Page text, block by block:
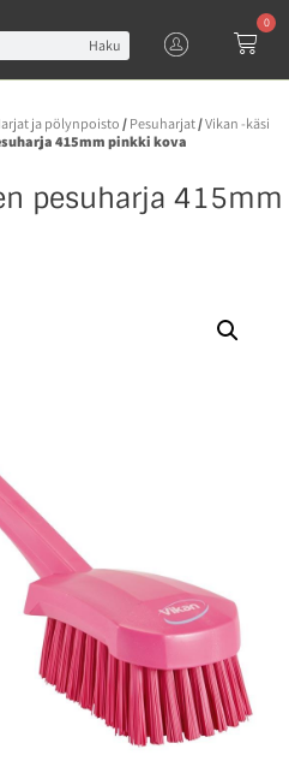
Haku
0
ja pölynpoisto / Pesuharjat/Vikan -käsi
415mm pinkki kova
pesuharja 415mm